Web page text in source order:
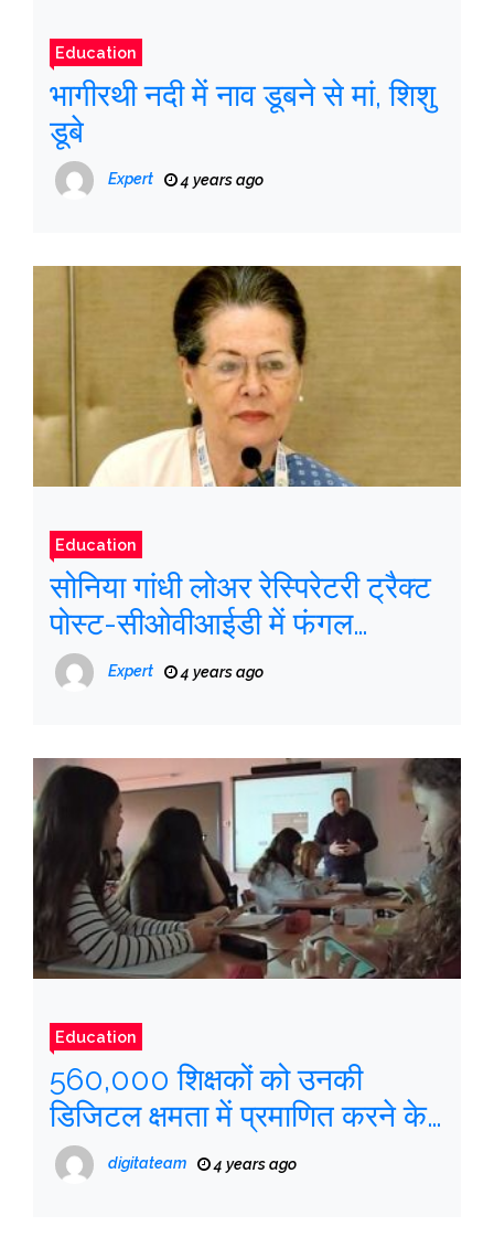
Education
भागीरथी नदी में नाव डूबने से मां, शिशु
डूबे
Expert 4 years ago
Education
सोनिया गांधी लोअर रेस्पिरेटरी ट्रैक्ट
पोस्ट-सीओवीआईडी ​​​​में फंगल
संक्रमण से पीड़ित हैं, जिन्हें ‘निकट
निरीक्षण’ के तहत रखा गया है:
Expert 4 years ago
Education
560,000 शिक्षकों को उनकी
डिजिटल क्षमता में प्रमाणित करने के
लिए मंत्रालय और सीसीएए के पास
डेढ़ साल है
digitateam 4 years ago